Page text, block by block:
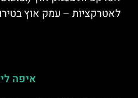
לאטרקציות – עמק אוץ
איפה